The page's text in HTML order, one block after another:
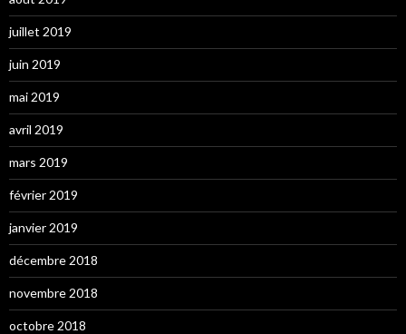
juillet 2019
juin 2019
mai 2019
avril 2019
mars 2019
février 2019
janvier 2019
décembre 2018
novembre 2018
octobre 2018